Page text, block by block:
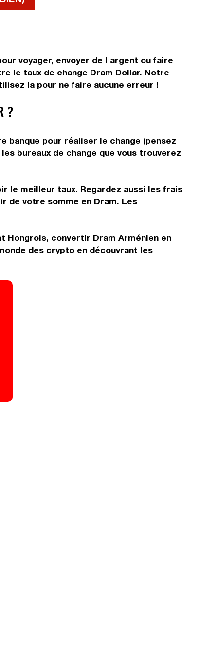
voyager, envoyer de l'argent ou faire
le taux de change Dram Dollar. Notre
la pour ne faire aucune erreur !
?
banque pour réaliser le change (pensez
bureaux de change que vous trouverez
le meilleur taux. Regardez aussi les frais
de votre somme en Dram. Les
Hongrois, convertir Dram Arménien en
des crypto en découvrant les